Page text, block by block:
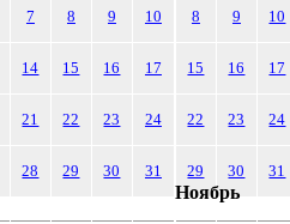
7 8 9 10
14 15 16 17
21 22 23 24
28 29 30 31
8 9 10
15 16 17
22 23 24
29 30 31
Ноябрь